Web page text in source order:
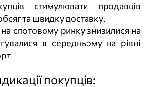
стимулювати продавців
та швидку доставку.
спотовому ринку знизилися на
в середньому на рівні
покупців: